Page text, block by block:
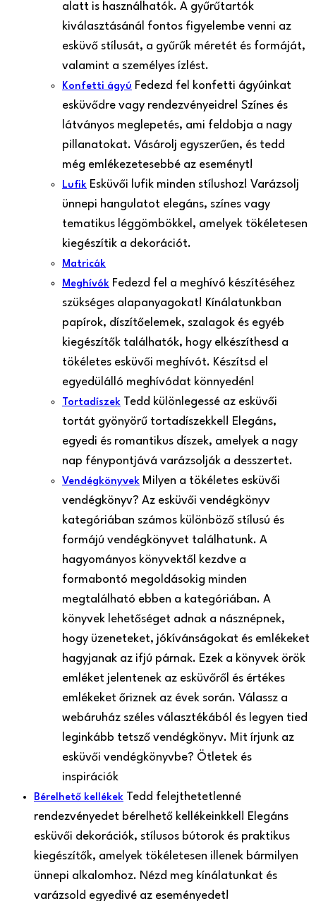
alatt is használhatók. A gyűrűtartók
kiválasztásánál fontos figyelembe venni az
esküvő stílusát, a gyűrűk méretét és formáját,
valamint a személyes ízlést.
Konfetti ágyú Fedezd fel konfetti ágyúinkat
esküvődre vagy rendezvényeidre! Színes és
látványos meglepetés, ami feldobja a nagy
pillanatokat. Vásárolj egyszerűen, és tedd
még emlékezetesebbé az eseményt!
Lufik Esküvői lufik minden stílushoz! Varázsolj
ünnepi hangulatot elegáns, színes vagy
tematikus léggömbökkel, amelyek tökéletesen
kiegészítik a dekorációt.
Matricák
Meghívók Fedezd fel a meghívó készítéséhez
szükséges alapanyagokat! Kínálatunkban
papírok, díszítőelemek, szalagok és egyéb
kiegészítők találhatók, hogy elkészíthesd a
tökéletes esküvői meghívót. Készítsd el
egyedülálló meghívódat könnyedén!
Tortadíszek Tedd különlegessé az esküvői
tortát gyönyörű tortadíszekkel! Elegáns,
egyedi és romantikus díszek, amelyek a nagy
nap fénypontjává varázsolják a desszertet.
Vendégkönyvek Milyen a tökéletes esküvői
vendégkönyv? Az esküvői vendégkönyv
kategóriában számos különböző stílusú és
formájú vendégkönyvet találhatunk. A
hagyományos könyvektől kezdve a
formabontó megoldásokig minden
megtalálható ebben a kategóriában. A
könyvek lehetőséget adnak a násznépnek,
hogy üzeneteket, jókívánságokat és emlékeket
hagyjanak az ifjú párnak. Ezek a könyvek örök
emléket jelentenek az esküvőről és értékes
emlékeket őriznek az évek során. Válassz a
webáruház széles választékából és legyen tied
leginkább tetsző vendégkönyv. Mit írjunk az
esküvői vendégkönyvbe? Ötletek és
inspirációk
Bérelhető kellékek Tedd felejthetetlenné
rendezvényedet bérelhető kellékeinkkel! Elegáns
esküvői dekorációk, stílusos bútorok és praktikus
kiegészítők, amelyek tökéletesen illenek bármilyen
ünnepi alkalomhoz. Nézd meg kínálatunkat és
varázsold egyedivé az eseményedet!